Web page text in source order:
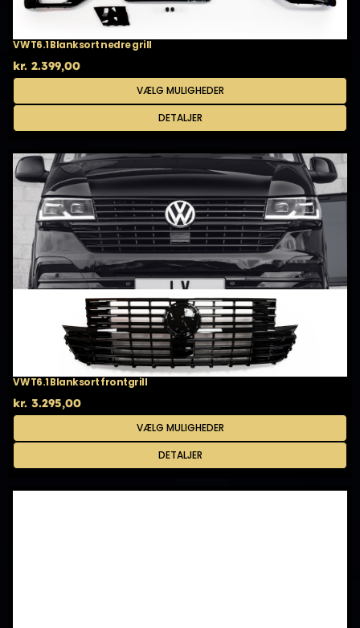
VW T6.1 Blanksort nedre grill
kr. 2.399,00
VÆLG MULIGHEDER
Dette
vare
flere
Mulighederne
kan
vælges
varesiden
DETALJER
VW T6.1 Blanksort frontgrill
kr. 3.295,00
VÆLG MULIGHEDER
Dette
vare
flere
DETALJER